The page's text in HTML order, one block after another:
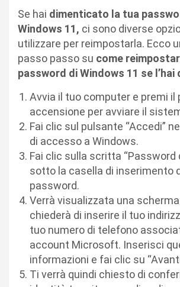
Se hai dimenticato la tua
Windows 11, ci sono diverse
utilizzare per reimpostarla. Ecco
passo passo su come
password di Windows 11 se
Avvia il tuo computer e premi il
accensione per avviare il
Fai clic sul pulsante “Accedi”
di accesso a Windows.
Fai clic sulla scritta “Password
sotto la casella di inserimento
password.
Verrà visualizzata una
chiederà di inserire il tuo
tuo numero di telefono
account Microsoft. Inserisci
informazioni e fai clic su
Ti verrà quindi chiesto di